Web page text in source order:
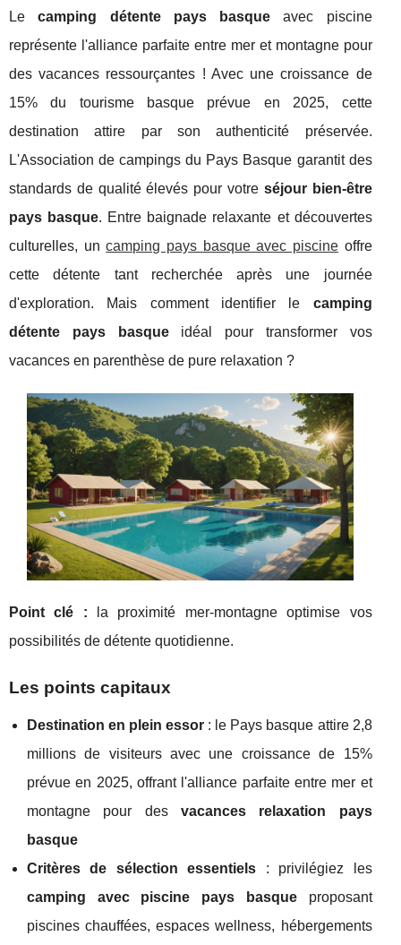
Lecamping détente pays basque avec piscine
représente l'alliance parfaite entre mer et montagne pour
des vacances ressourçantes ! Avec une croissance de
15% du tourisme basque prévue en 2025, cette
destination attire par son authenticité préservée.
L'Association de campings du Pays Basque garantit des
standards de qualité élevés pour votre séjour bien-être
pays basque. Entre baignade relaxante et découvertes
culturelles, uncamping pays basque avec piscineoffre
cette détente tant recherchée après une journée
d'exploration. Mais comment identifier le camping
détente pays basqueidéal pour transformer vos
vacances en parenthèse de pure relaxation ?
Point clé : la proximité mer-montagne optimise vos
possibilités de détente quotidienne.
Les points capitaux
Destination en plein essor : le Pays basque attire 2,8
millions de visiteurs avec une croissance de 15%
prévue en 2025, offrant l'alliance parfaite entre mer et
montagne pour des vacances relaxation pays
basque
Critères de sélection essentiels : privilégiez les
camping avec piscine pays basqueproposant
piscines chauffées, espaces wellness, hébergements